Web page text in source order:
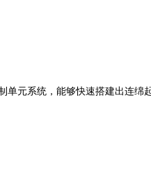
元系统，能够快速搭建出连绵